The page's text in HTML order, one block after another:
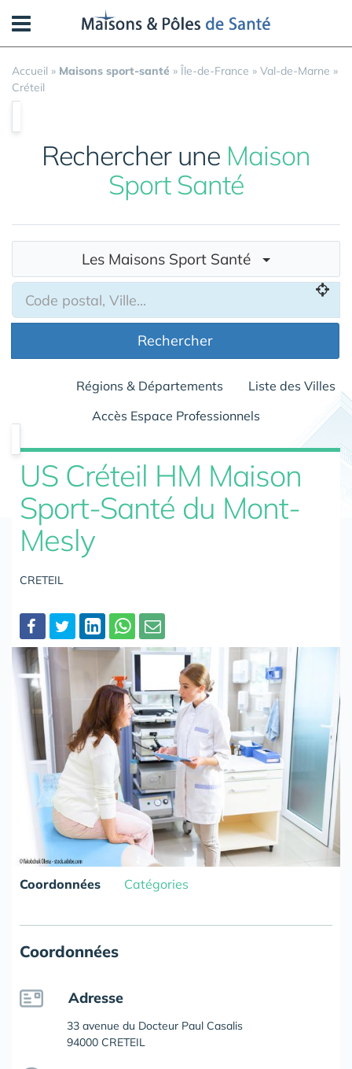
Accueil » Maisons sport-santé » Île-de-France » Val-de-Marne »
Créteil
Rechercher une Maison
Sport Santé
Les Maisons Sport Santé
Rechercher
Régions & Départements
Liste des Villes
Accès Espace Professionnels
US Créteil HM Maison
Sport-Santé du Mont-
Mesly
CRETEIL
Partager
Coordonnées Catégories
Coordonnées
Adresse
33 avenue du Docteur Paul Casalis
94000 CRETEIL
Panneau de gestion des cookies